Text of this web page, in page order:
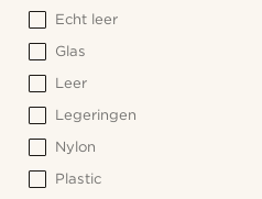
Echt leer
Glas
Leer
Legeringen
Nylon
Plastic